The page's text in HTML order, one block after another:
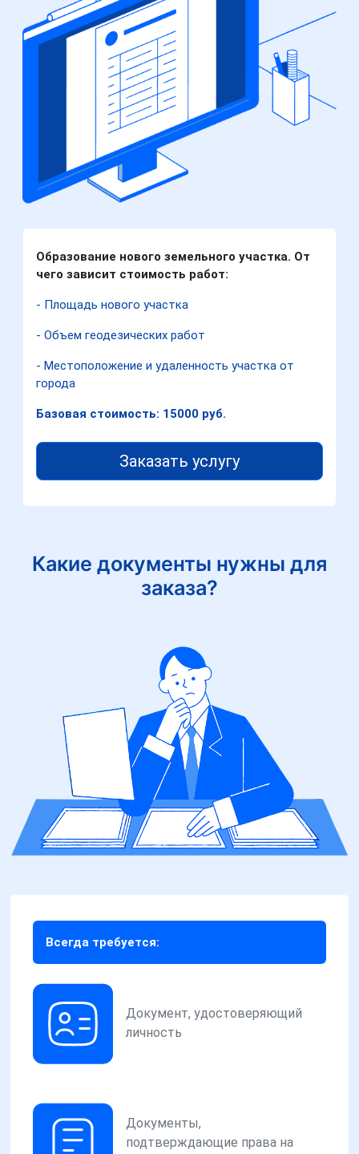
Образование нового земельного участка. От
чего зависит стоимость работ:
- Площадь нового участка
- Объем геодезических работ
- Местоположение и удаленность участка от
города
Базовая стоимость: 15000 руб.
Заказать услугу
Какие документы нужны для
заказа?
Всегда требуется:
Документ, удостоверяющий
личность
Документы,
подтверждающие права на